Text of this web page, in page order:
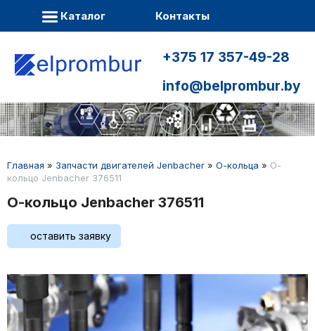
Каталог Контакты
+375 17 357-49-28
info@belprombur.by
Главная » Запчасти двигателей Jenbacher » О-кольца » О-
кольцо Jenbacher 376511
О-кольцо Jenbacher 376511
оставить заявку